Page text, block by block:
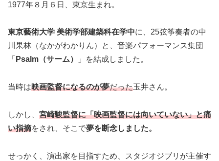
1977年８月６日、東京生まれ。
東京藝術大学 美術学部建築科在学中に、25弦筝奏者の中
川果林（なかがわかりん）と、音楽パフォーマンス集団
「 Psalm（サーム） 」を結成しました。
当時は映画監督になるのが夢だった玉井さん。
しかし、 宮崎駿監督に「映画監督には向いていない」と痛
い指摘をされ、そこで夢を断念しました。
せっかく、演出家を目指すため、スタジオジブリが主催す